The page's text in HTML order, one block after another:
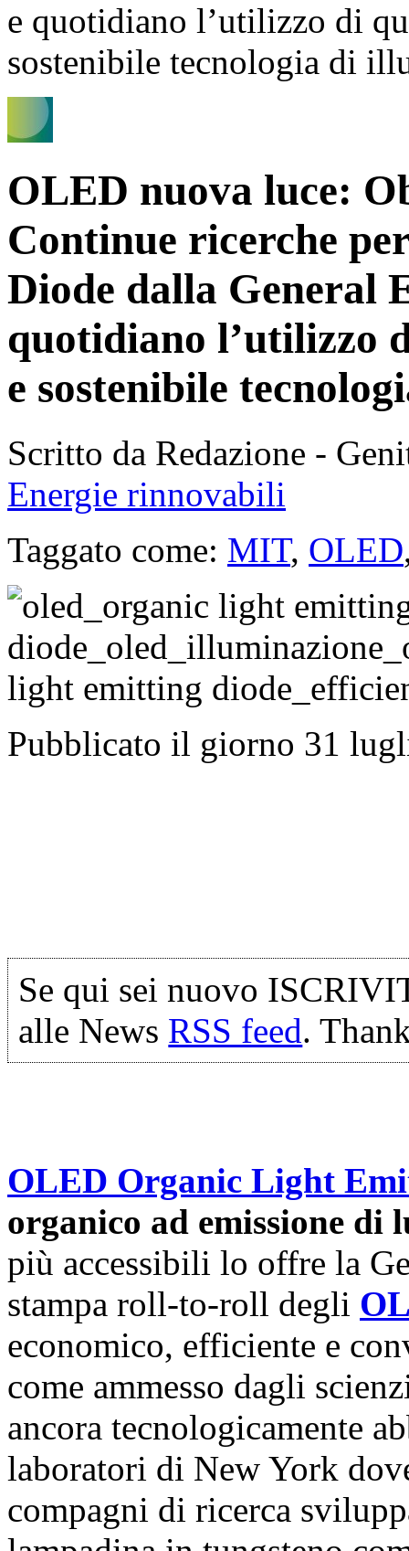
e quotidiano l’utilizzo di
sostenibile tecnologia di
OLED nuova luce:
Continue ricerche
Diode dalla General
quotidiano l’utilizzo
e sostenibile
Scritto da Redazione -
Energie rinnovabili
Taggato come: MIT, OLED
Pubblicato il giorno 31
Se qui sei nuovo
alle News RSS feed.
OLED Organic Light
organico ad emissione di
più accessibili lo offre la
stampa roll-to-roll degli
economico, efficiente e
come ammesso dagli
ancora tecnologicamente
laboratori di New York
compagni di ricerca